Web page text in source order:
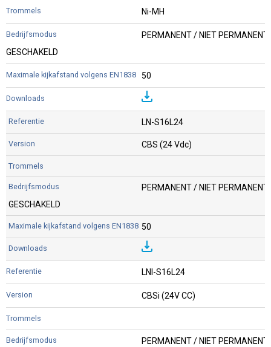
Ni-MH
PERMANENT / NIET
GESCHAKELD
50
LN-S16L24
CBS (24 Vdc)
PERMANENT / NIET
GESCHAKELD
50
LNI-S16L24
CBSi (24V CC)
PERMANENT / NIET